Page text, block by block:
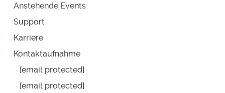
Anstehende Events
Support
Karriere
Kontaktaufnahme
[email protected]
[email protected]